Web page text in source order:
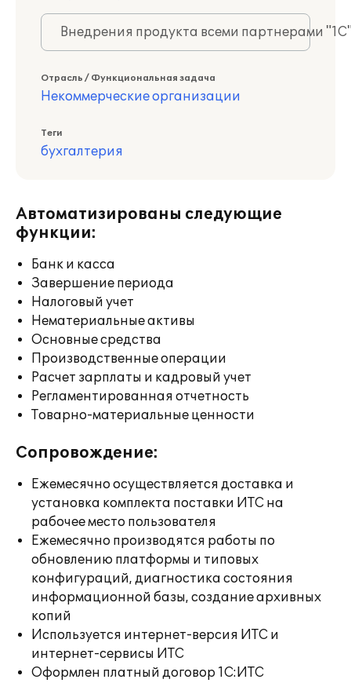
Внедрения продукта всеми партнерами
Отрасль / Функциональная задача
Некоммерческие организации
Теги
бухгалтерия
Автоматизированы следующие
функции:
Банк и касса
Завершение периода
Налоговый учет
Нематериальные активы
Основные средства
Производственные операции
Расчет зарплаты и кадровый учет
Регламентированная отчетность
Товарно-материальные ценности
Сопровождение:
Ежемесячно осуществляется доставка и
установка комплекта поставки ИТС на
рабочее место пользователя
Ежемесячно производятся работы по
обновлению платформы и типовых
конфигураций, диагностика состояния
информационной базы, создание архивных
копий
Используется интернет-версия ИТС и
интернет-сервисы ИТС
Оформлен платный договор 1С:ИТС